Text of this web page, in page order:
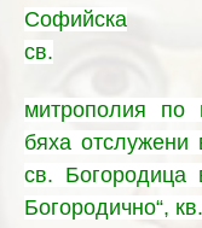
Софийска
св.
митрополия по
бяха
св. Богородица
Богородично“,